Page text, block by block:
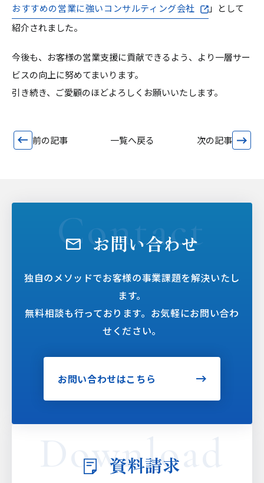
おすすめの営業に強いコンサルティング会社
」として
紹介されました。
今後も、お客様の営業支援に貢献できるよう、より一層サー
ビスの向上に努めてまいります。
引き続き、ご愛顧のほどよろしくお願いいたします。
前の記事 一覧へ戻る 次の記事
資料請求
お問い合わせ
独自のメソッドでお客様の事業課題を解決いたし
ます。
無料相談も行っております。お気軽にお問い合わ
せください。
お問い合わせはこちら